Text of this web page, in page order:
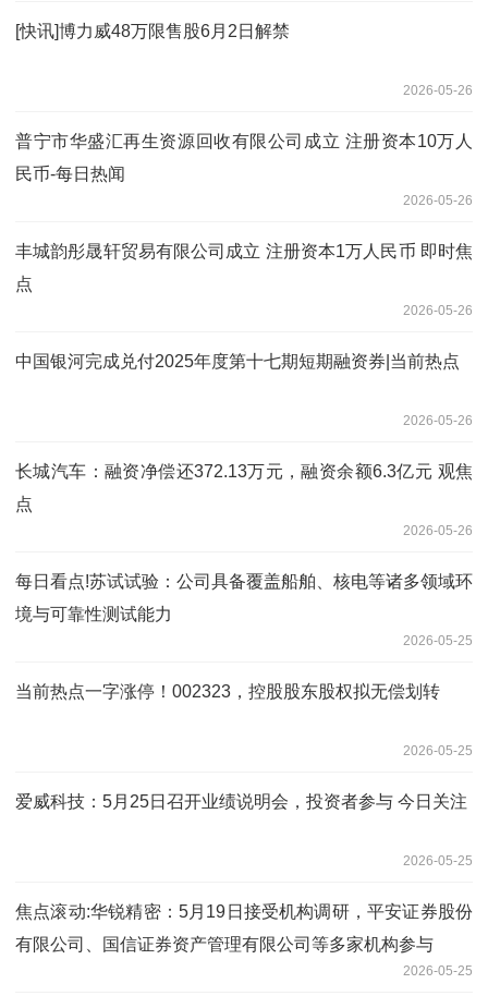
[快讯]博力威48万限售股6月2日解禁
2026-05-26
普宁市华盛汇再生资源回收有限公司成立 注册资本10万人
民币-每日热闻
2026-05-26
丰城韵彤晟轩贸易有限公司成立 注册资本1万人民币 即时焦
点
2026-05-26
中国银河完成兑付2025年度第十七期短期融资券|当前热点
2026-05-26
长城汽车：融资净偿还372.13万元，融资余额6.3亿元 观焦
点
2026-05-26
每日看点!苏试试验：公司具备覆盖船舶、核电等诸多领域环
境与可靠性测试能力
2026-05-25
当前热点一字涨停！002323，控股股东股权拟无偿划转
2026-05-25
爱威科技：5月25日召开业绩说明会，投资者参与 今日关注
2026-05-25
焦点滚动:华锐精密：5月19日接受机构调研，平安证券股份
有限公司、国信证券资产管理有限公司等多家机构参与
2026-05-25